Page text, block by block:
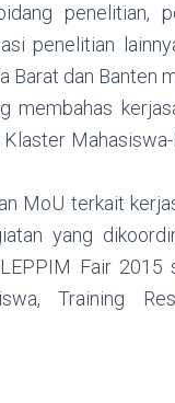
penelitian,
penelitian
dan Banten
membahas
MoU terkait
yang
Fair
Training